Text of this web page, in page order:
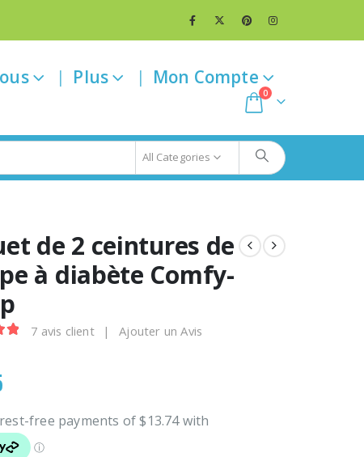
Plus Mon Compte
0
All Categories
de 2 ceintures de
à diabète Comfy-
7 avis client | Ajouter un Avis